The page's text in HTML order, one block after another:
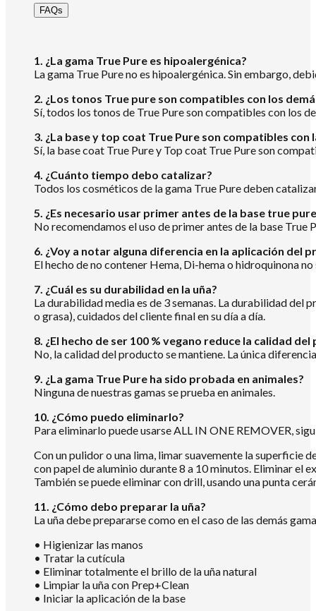
FAQs
1. ¿La gama True Pure es hipoalergénica?
La gama True Pure no es hipoalergénica. Sin embargo,
2. ¿Los tonos True pure son compatibles con los
Sí, todos los tonos de True Pure son compatibles con los
3. ¿La base y top coat True Pure son compatibles con
Sí, la base coat True Pure y Top coat True Pure son
4. ¿Cuánto tiempo debo catalizar?
Todos los cosméticos de la gama True Pure deben
5. ¿Es necesario usar primer antes de la base true
No recomendamos el uso de primer antes de la base True
6. ¿Voy a notar alguna diferencia en la aplicación
El hecho de no contener Hema, Di-hema o hidroquinona
7. ¿Cuál es su durabilidad en la uña?
La durabilidad media es de 3 semanas. La durabilidad del
o grasa), cuidados del cliente final en su día a día.
8. ¿El hecho de ser 100 % vegano reduce la calidad
No, la calidad del producto se mantiene. La única
9. ¿La gama True Pure ha sido probada en animales?
Ninguna de nuestras gamas se prueba en animales.
10. ¿Cómo puedo eliminarlo?
Para eliminarlo puede usarse ALL IN ONE REMOVER,
Con un pulidor o una lima, limar suavemente la superficie
con papel de aluminio durante 8 a 10 minutos. Eliminar el
También se puede eliminar con drill, usando una punta
11. ¿Cómo debo preparar la uña?
La uña debe prepararse como en el caso de las demás
• Higienizar las manos
• Tratar la cutícula
• Eliminar totalmente el brillo de la uña natural
• Limpiar la uña con Prep+Clean
• Iniciar la aplicación de la base